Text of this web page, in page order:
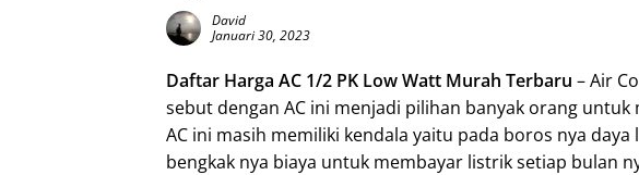
David
Januari 30, 2023
Daftar Harga AC 1/2 PK Low Watt Murah Terbaru – Air
sebut dengan AC ini menjadi pilihan banyak orang
AC ini masih memiliki kendala yaitu pada boros nya
bengkak nya biaya untuk membayar listrik setiap bulan